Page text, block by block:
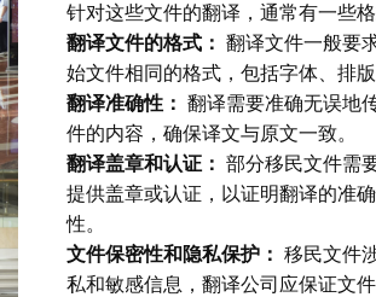
针对这些文件的翻译，通常有一些格
翻译文件的格式： 翻译文件一般要
始文件相同的格式，包括字体、排版
翻译准确性： 翻译需要准确无误地
件的内容，确保译文与原文一致。
翻译盖章和认证： 部分移民文件需
提供盖章或认证，以证明翻译的准
性。
文件保密性和隐私保护： 移民文件
私和敏感信息，翻译公司应保证文